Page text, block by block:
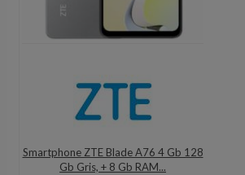
Smartphone ZTE Blade A76 4 Gb 128
Gb Gris, + 8 Gb RAM...